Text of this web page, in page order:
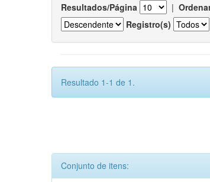
Resultados/Página |
Registro(s)
Resultado 1-1 de 1.
Conjunto de itens: